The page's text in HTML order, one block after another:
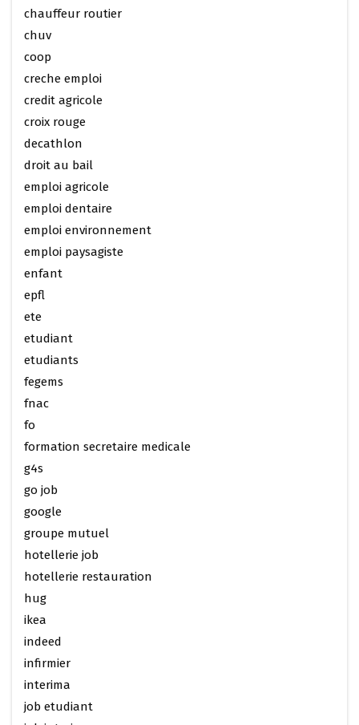
chauffeur routier
chuv
coop
creche emploi
credit agricole
croix rouge
decathlon
droit au bail
emploi agricole
emploi dentaire
emploi environnement
emploi paysagiste
enfant
epfl
ete
etudiant
etudiants
fegems
fnac
fo
formation secretaire medicale
g4s
go job
google
groupe mutuel
hotellerie job
hotellerie restauration
hug
ikea
indeed
infirmier
interima
job etudiant